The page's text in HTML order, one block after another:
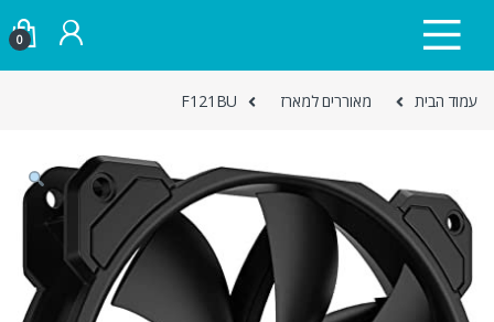
0
עמוד הבית מאוררים למארז F121BU